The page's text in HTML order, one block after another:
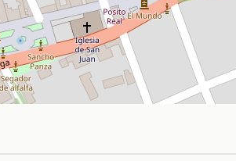
Argamasilla de Alba, Ciudad Real.